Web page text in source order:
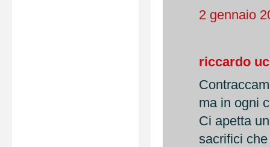
2 gennaio
riccardo
ma in ogni
Ci apetta
sacrifici